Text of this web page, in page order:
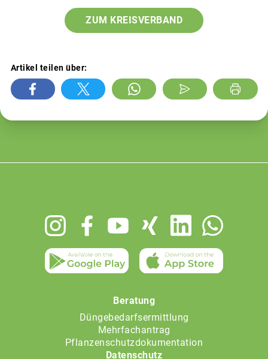
ZUM KREISVERBAND
Artikel teilen über:
Beratung
Düngebedarfsermittlung
Mehrfachantrag
Pflanzenschutzdokumentation
Datenschutz